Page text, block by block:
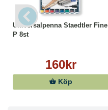
Universalpenna Staedtler Fine
P 8st
160kr
Köp